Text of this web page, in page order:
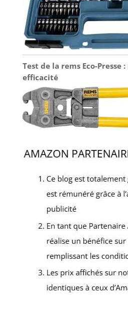
Test de la rems Eco-
efficacité